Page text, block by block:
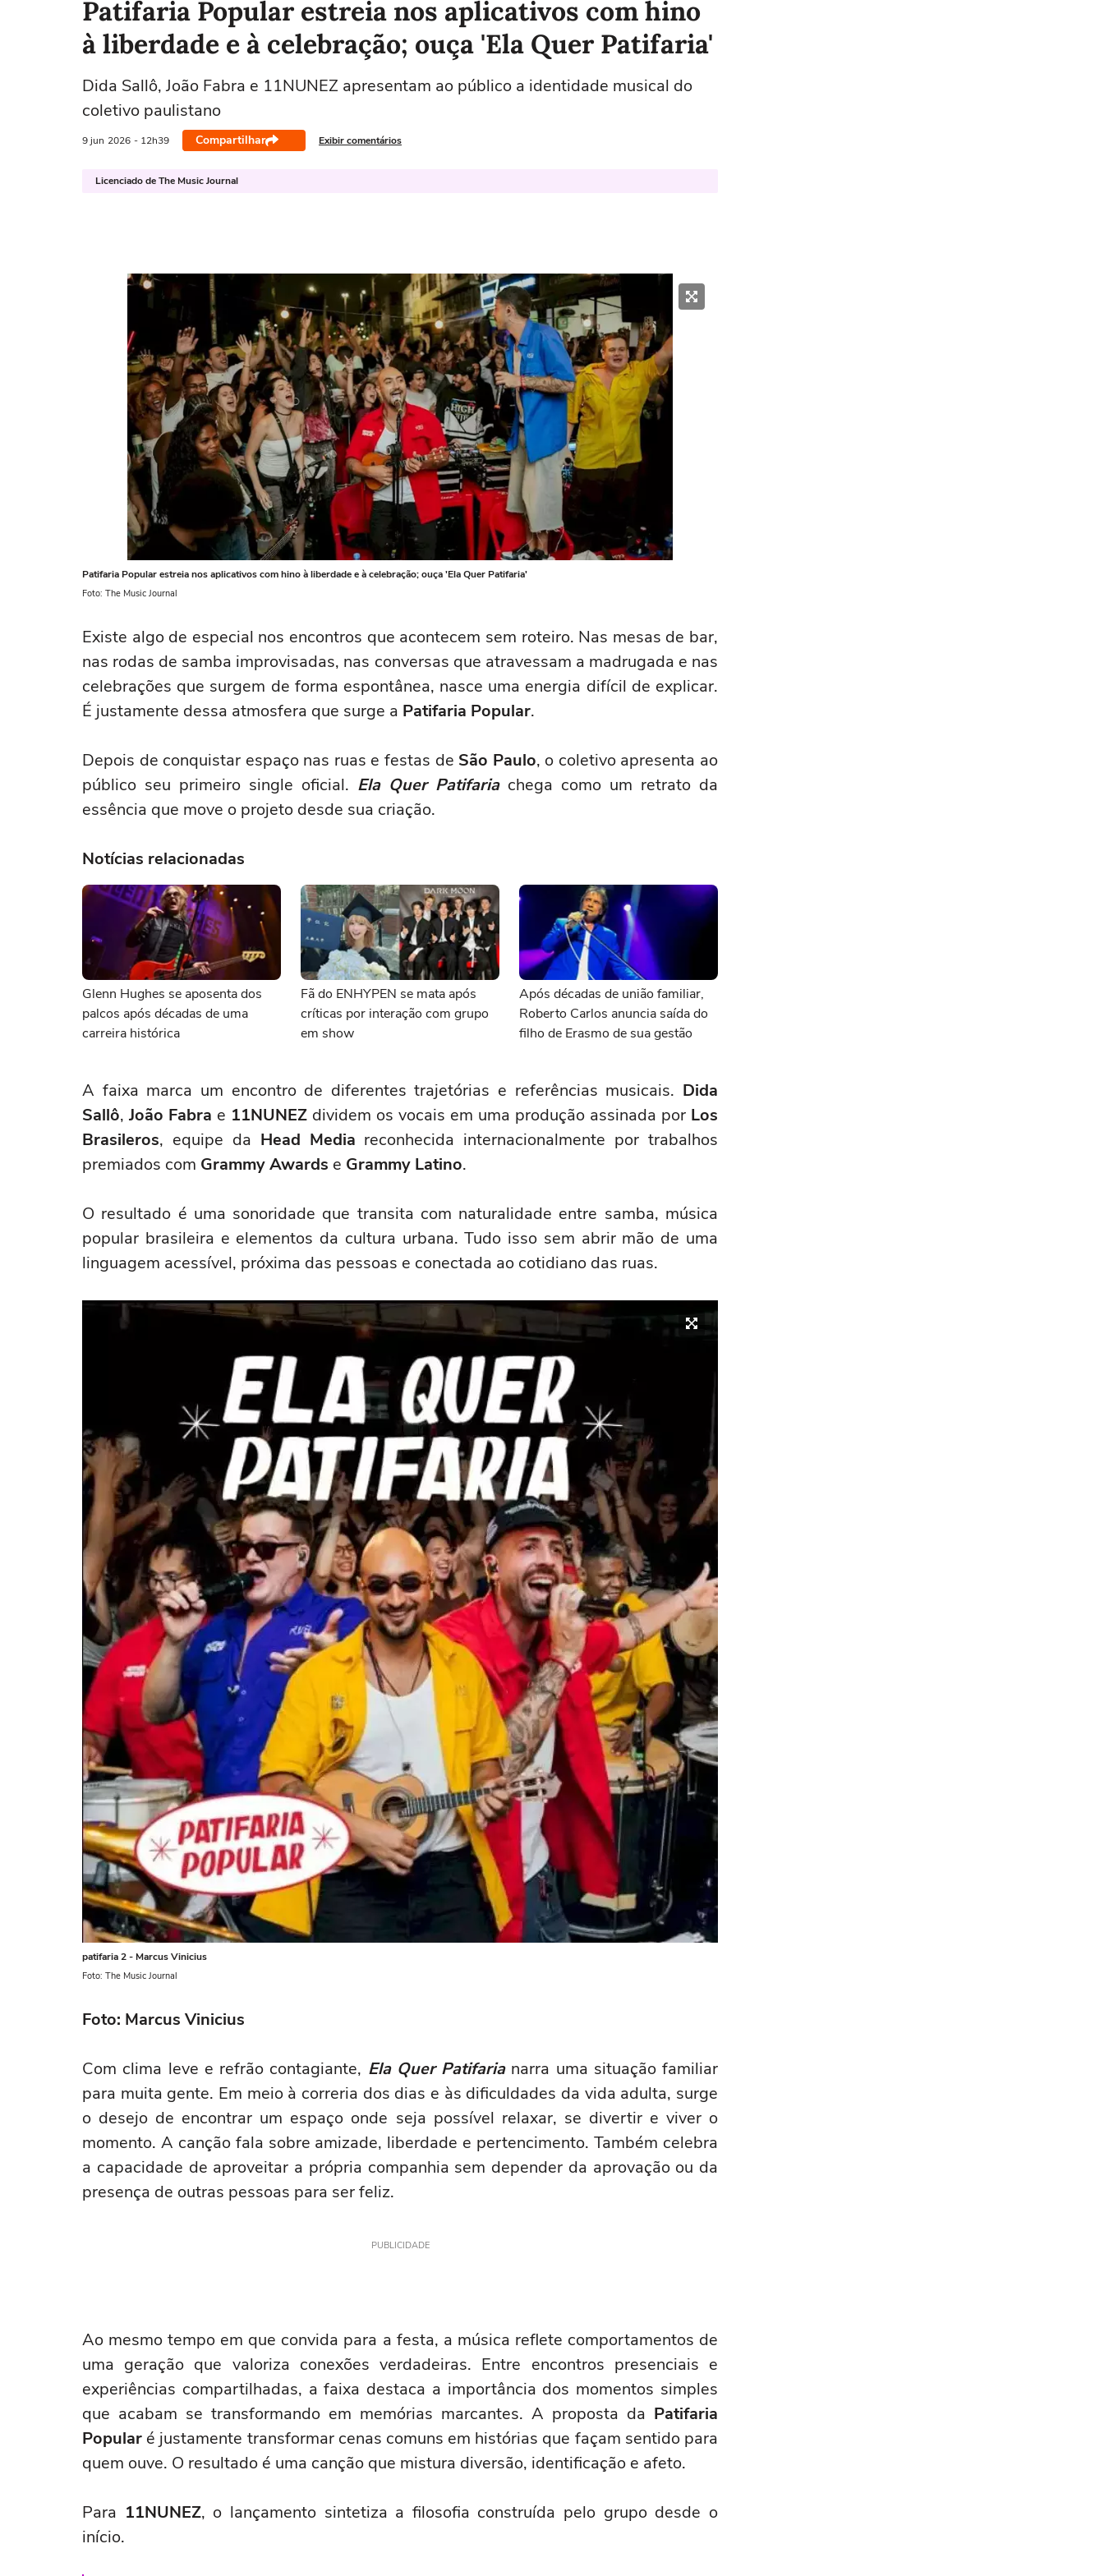
Patifaria Popular estreia nos aplicativos com hino
à liberdade e à celebração; ouça 'Ela Quer Patifaria'
Dida Sallô, João Fabra e 11NUNEZ apresentam ao público a identidade musical do
coletivo paulistano
9 jun 2026 - 12h39 Compartilhar Exibir comentários
Licenciado de The Music Journal
Patifaria Popular estreia nos aplicativos com hino à liberdade e à celebração; ouça 'Ela Quer Patifaria'
Foto: The Music Journal
Existe algo de especial nos encontros que acontecem sem roteiro. Nas mesas de bar,
nas rodas de samba improvisadas, nas conversas que atravessam a madrugada e nas
celebrações que surgem de forma espontânea, nasce uma energia difícil de explicar.
É justamente dessa atmosfera que surge a Patifaria Popular.
Depois de conquistar espaço nas ruas e festas de São Paulo, o coletivo apresenta ao
público seu primeiro single oficial. Ela Quer Patifariachega como um retrato da
essência que move o projeto desde sua criação.
Notícias relacionadas
Glenn Hughes se aposenta dos
palcos após décadas de uma
carreira histórica
Fã do ENHYPEN se mata após
críticas por interação com grupo
em show
Após décadas de união familiar,
Roberto Carlos anuncia saída do
filho de Erasmo de sua gestão
A faixa marca um encontro de diferentes trajetórias e referências musicais. Dida
Sallô, João Fabra e 11NUNEZ dividem os vocais em uma produção assinada por Los
Brasileros, equipe da Head Media reconhecida internacionalmente por trabalhos
premiados com Grammy Awards e Grammy Latino.
O resultado é uma sonoridade que transita com naturalidade entre samba, música
popular brasileira e elementos da cultura urbana. Tudo isso sem abrir mão de uma
linguagem acessível, próxima das pessoas e conectada ao cotidiano das ruas.
patifaria 2 - Marcus Vinicius
Foto: The Music Journal
Foto: Marcus Vinicius
Com clima leve e refrão contagiante, Ela Quer Patifarianarra uma situação familiar
para muita gente. Em meio à correria dos dias e às dificuldades da vida adulta, surge
o desejo de encontrar um espaço onde seja possível relaxar, se divertir e viver o
momento. A canção fala sobre amizade, liberdade e pertencimento. Também celebra
a capacidade de aproveitar a própria companhia sem depender da aprovação ou da
presença de outras pessoas para ser feliz.
PUBLICIDADE
Ao mesmo tempo em que convida para a festa, a música reflete comportamentos de
uma geração que valoriza conexões verdadeiras. Entre encontros presenciais e
experiências compartilhadas, a faixa destaca a importância dos momentos simples
que acabam se transformando em memórias marcantes. A proposta da Patifaria
Popular é justamente transformar cenas comuns em histórias que façam sentido para
quem ouve. O resultado é uma canção que mistura diversão, identificação e afeto.
Para 11NUNEZ, o lançamento sintetiza a filosofia construída pelo grupo desde o
início.